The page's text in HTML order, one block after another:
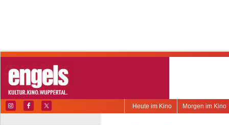
Morgen im Kino
Heute im Kino